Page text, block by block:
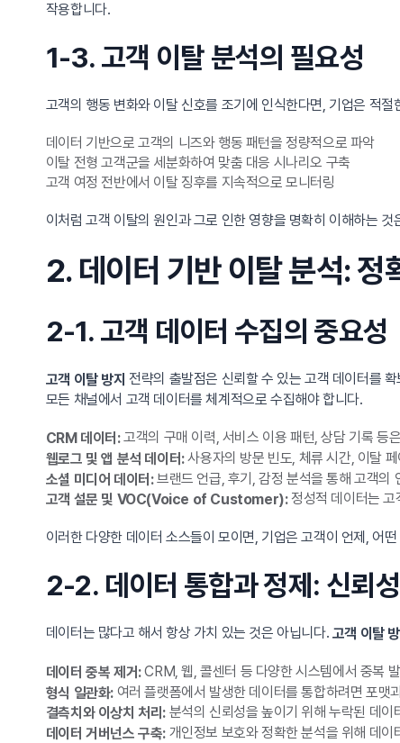
작용합니다.
1-3. 고객 이탈 분석의 필요성
고객의 행동 변화와 이탈 신호를 조기에 인식한다면, 기업은 적
데이터 기반으로 고객의 니즈와 행동 패턴을 정량적으로 파악
이탈 전형 고객군을 세분화하여 맞춤 대응 시나리오 구축
고객 여정 전반에서 이탈 징후를 지속적으로 모니터링
이처럼 고객 이탈의 원인과 그로 인한 영향을 명확히 이해하는
2. 데이터 기반 이탈 분석: 정
2-1. 고객 데이터 수집의 중요성
고객 이탈 방지 전략의 출발점은 신뢰할 수 있는 고객 데이터를
모든 채널에서 고객 데이터를 체계적으로 수집해야 합니다.
CRM 데이터:고객의 구매 이력, 서비스 이용 패턴, 상담 기록 등
웹로그 및 앱 분석 데이터:사용자의 방문 빈도, 체류 시간, 이탈
소셜 미디어 데이터:브랜드 언급, 후기, 감정 분석을 통해 고객의
고객 설문 및 VOC(Voice of Customer):정성적 데이터는 고
이러한 다양한 데이터 소스들이 모이면, 기업은 고객이 언제, 어
2-2. 데이터 통합과 정제: 신뢰
데이터는 많다고 해서 항상 가치 있는 것은 아닙니다. 고객 이탈
데이터 중복 제거:CRM, 웹, 콜센터 등 다양한 시스템에서 중복
형식 일관화:여러 플랫폼에서 발생한 데이터를 통합하려면 포맷
결측치와 이상치 처리:분석의 신뢰성을 높이기 위해 누락된 데이
데이터 거버넌스 구축:개인정보 보호와 정확한 분석을 위해 데이